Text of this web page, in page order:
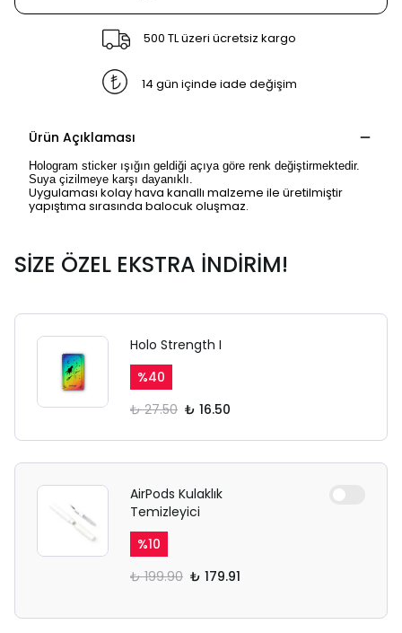
500 TL üzeri ücretsiz kargo
14 gün içinde iade değişim
Ürün Açıklaması
Hologram sticker ışığın geldiği açıya göre renk değiştirmektedir.
Suya çizilmeye karşı dayanıklı.
Uygulaması kolay hava kanallı malzeme ile üretilmiştir
yapıştıma sırasında balocuk oluşmaz.
SİZE ÖZEL EKSTRA İNDİRİM!
Holo Strength I
%40
₺ 27.50 ₺ 16.50
AirPods Kulaklık
Temizleyici
%10
₺ 199.90 ₺ 179.91